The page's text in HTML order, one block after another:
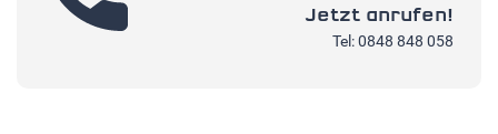
Jetzt anrufen!
Tel: 0848 848 058